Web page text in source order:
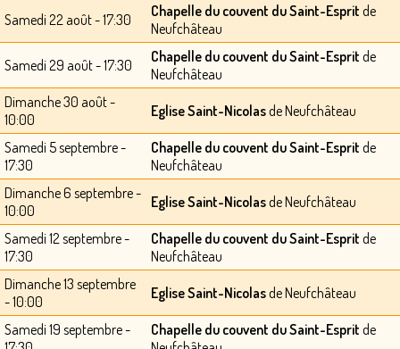
Samedi 22 août - 17:30 Chapelle du couvent du Saint-Esprit de
Neufchâteau
Samedi 29 août - 17:30 Chapelle du couvent du Saint-Esprit de
Neufchâteau
Dimanche 30 août -
10:00
Eglise Saint-Nicolasde Neufchâteau
Samedi 5 septembre -
17:30
Chapelle du couvent du Saint-Esprit de
Neufchâteau
Dimanche 6 septembre -
10:00
Eglise Saint-Nicolasde Neufchâteau
Samedi 12 septembre -
17:30
Chapelle du couvent du Saint-Esprit de
Neufchâteau
Dimanche 13 septembre
- 10:00
Eglise Saint-Nicolasde Neufchâteau
Samedi 19 septembre -
Chapelle du couvent du Saint-Esprit de